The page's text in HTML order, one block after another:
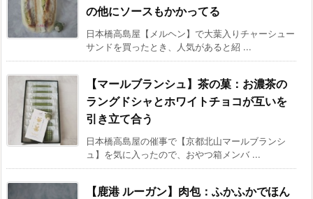
の他にソースもかかってる
日本橋高島屋【メルヘン】で大葉入りチャーシュー
サンドを買ったとき、人気があると紹 ...
【マールブランシュ】茶の菓：お濃茶の
ラングドシャとホワイトチョコが互いを
引き立て合う
日本橋高島屋の催事で【京都北山マールブランシ
ュ】を気に入ったので、おやつ箱メンバ ...
【鹿港 ルーガン】肉包：ふかふかでほん